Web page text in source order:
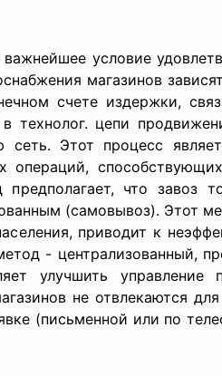
условие
магазинов
счете издержки,
технолог. цепи
Этот процесс
операций,
что завоз
(самовывоз). Этот
приводит к
- централизованный,
улучшить управление
не отвлекаются
(письменной или по